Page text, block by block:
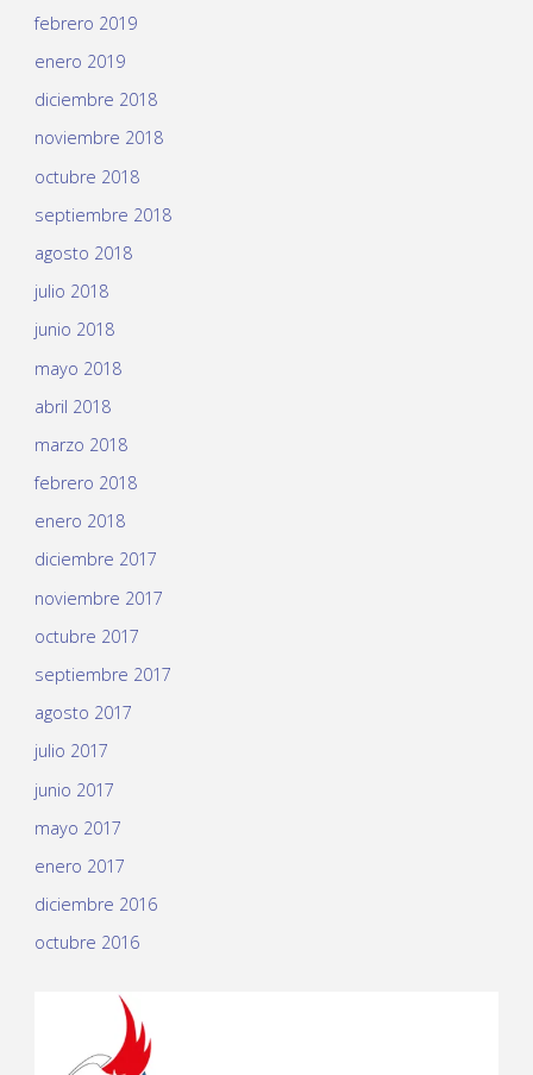
febrero 2019
enero 2019
diciembre 2018
noviembre 2018
octubre 2018
septiembre 2018
agosto 2018
julio 2018
junio 2018
mayo 2018
abril 2018
marzo 2018
febrero 2018
enero 2018
diciembre 2017
noviembre 2017
octubre 2017
septiembre 2017
agosto 2017
julio 2017
junio 2017
mayo 2017
enero 2017
diciembre 2016
octubre 2016